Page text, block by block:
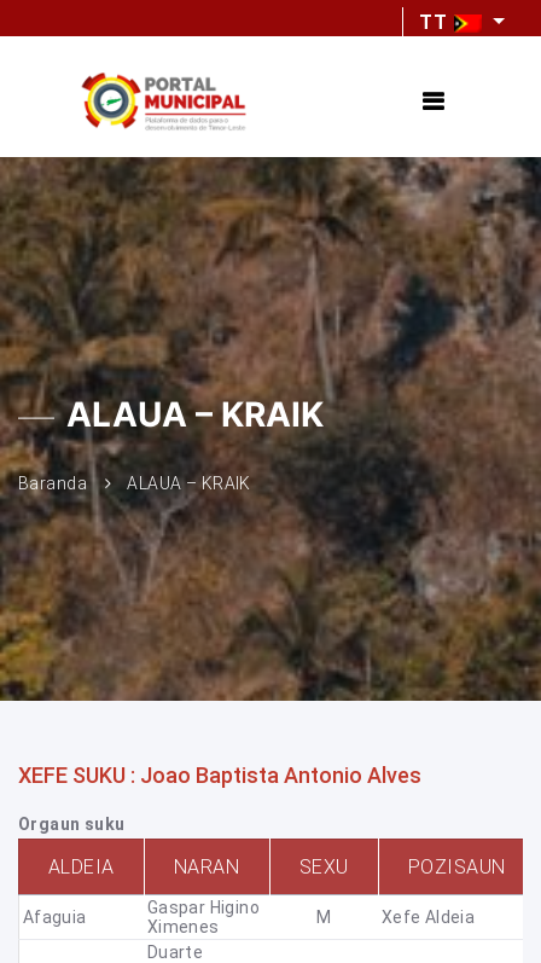
TT
ALAUA – KRAIK
Baranda ALAUA – KRAIK
XEFE SUKU : Joao Baptista Antonio Alves
Orgaun suku
ALDEIA NARAN SEXU POZISAUN
Afaguia
Gaspar Higino
Ximenes
M Xefe Aldeia
Duarte